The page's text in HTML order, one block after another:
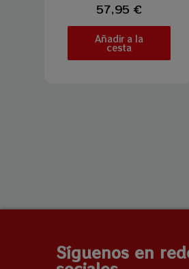
57,95 €
Añadir a la
cesta
Síguenos en